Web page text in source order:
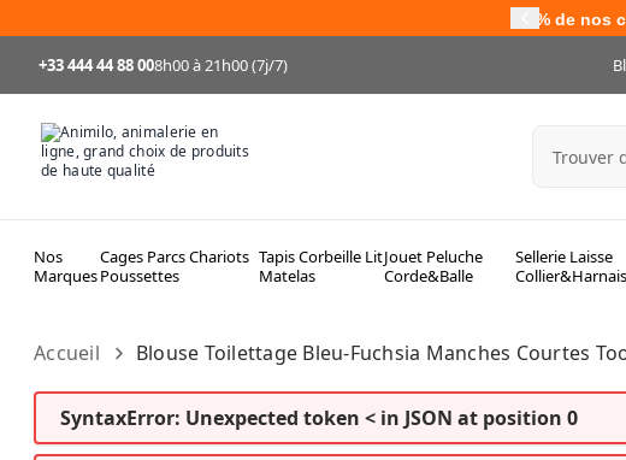
95% de nos
+33 444 44 88 008h00 à 21h00 (7j/7)
Nos
Marques
Cages Parcs Chariots
Poussettes
Tapis Corbeille Lit
Matelas
Jouet Peluche
Corde&Balle
Sellerie Laisse
Collier&Harnais
Accueil Blouse Toilettage Bleu-Fuchsia Manches Courtes
SyntaxError: Unexpected token < in JSON at position 0